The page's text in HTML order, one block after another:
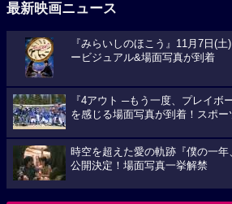
最新映画ニュース
『みらいしのほこう』11月7日(
ービジュアル&場面写真が到着
『4アウト ─もう一度、プレイボ
を感じる場面写真が到着！スポー
時空を超えた愛の軌跡『僕の一
公開決定！場面写真一挙解禁